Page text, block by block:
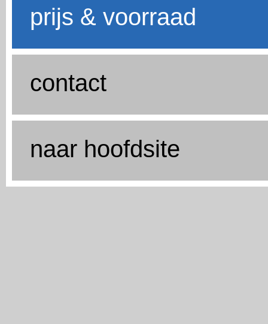
prijs & voorraad
contact
naar hoofdsite